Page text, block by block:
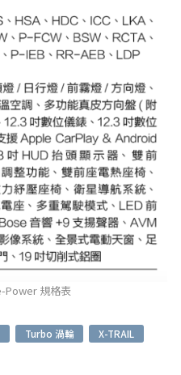
Power 規格表
Turbo 渦輪
X-TRAIL